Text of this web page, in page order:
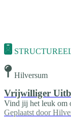
Hilversum
Vrijwilliger
Vind jij het leuk om
Geplaatst door